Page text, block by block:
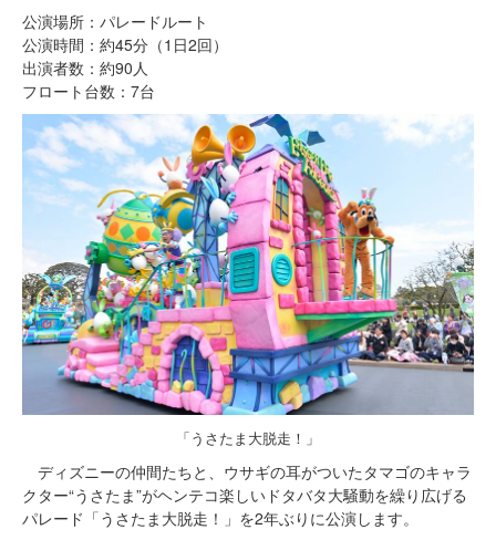
公演場所：パレードルート
公演時間：約45分（1日2回）
出演者数：約90人
フロート台数：7台
「うさたま大脱走！」
ディズニーの仲間たちと、ウサギの耳がついたタマゴのキャラ
クター“うさたま”がヘンテコ楽しいドタバタ大騒動を繰り広げる
パレード「うさたま大脱走！」を2年ぶりに公演します。